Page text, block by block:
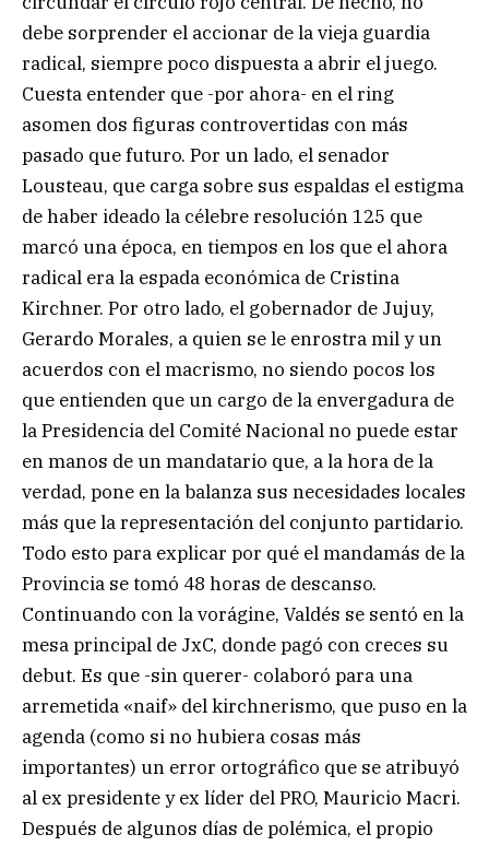
debe sorprender el accionar de la vieja guardia
radical, siempre poco dispuesta a abrir el juego.
Cuesta entender que -por ahora- en el ring
asomen dos figuras controvertidas con más
pasado que futuro. Por un lado, el senador
Lousteau, que carga sobre sus espaldas el estigma
de haber ideado la célebre resolución 125 que
marcó una época, en tiempos en los que el ahora
radical era la espada económica de Cristina
Kirchner. Por otro lado, el gobernador de Jujuy,
Gerardo Morales, a quien se le enrostra mil y un
acuerdos con el macrismo, no siendo pocos los
que entienden que un cargo de la envergadura de
la Presidencia del Comité Nacional no puede estar
en manos de un mandatario que, a la hora de la
verdad, pone en la balanza sus necesidades locales
más que la representación del conjunto partidario.
Todo esto para explicar por qué el mandamás de la
Provincia se tomó 48 horas de descanso.
Continuando con la vorágine, Valdés se sentó en la
mesa principal de JxC, donde pagó con creces su
debut. Es que -sin querer- colaboró para una
arremetida «naif» del kirchnerismo, que puso en la
agenda (como si no hubiera cosas más
importantes) un error ortográfico que se atribuyó
al ex presidente y ex líder del PRO, Mauricio Macri.
Después de algunos días de polémica, el propio